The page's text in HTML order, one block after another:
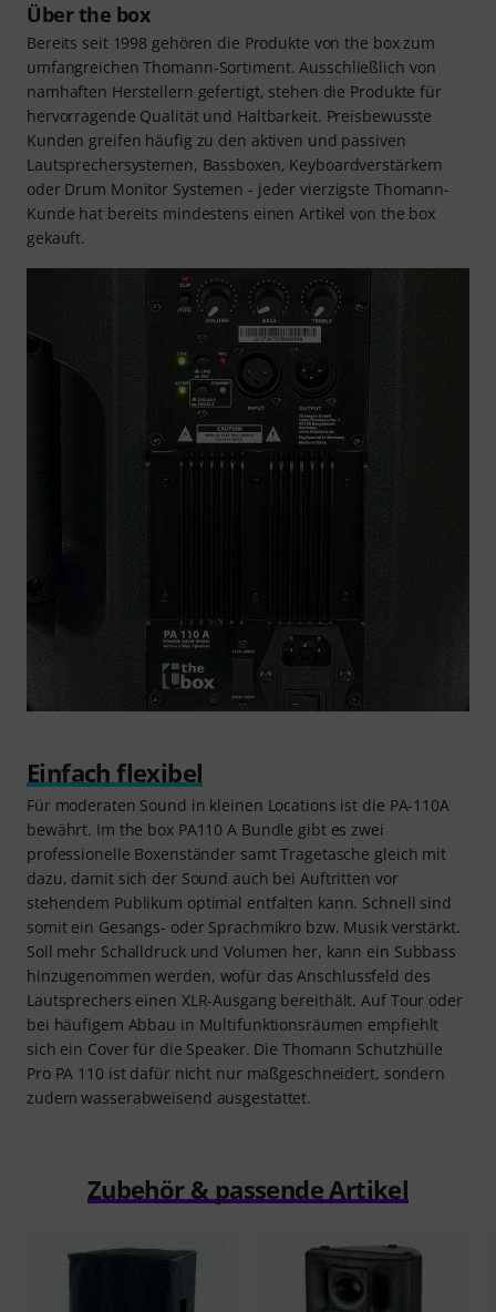
Über the box
Bereits seit 1998 gehören die Produkte von the box zum
umfangreichen Thomann-Sortiment. Ausschließlich von
namhaften Herstellern gefertigt, stehen die Produkte für
hervorragende Qualität und Haltbarkeit. Preisbewusste
Kunden greifen häufig zu den aktiven und passiven
Lautsprechersystemen, Bassboxen, Keyboardverstärkern
oder Drum Monitor Systemen - jeder vierzigste Thomann-
Kunde hat bereits mindestens einen Artikel von the box
gekauft.
Einfach flexibel
Für moderaten Sound in kleinen Locations ist die PA-110A
bewährt. Im the box PA110 A Bundle gibt es zwei
professionelle Boxenständer samt Tragetasche gleich mit
dazu, damit sich der Sound auch bei Auftritten vor
stehendem Publikum optimal entfalten kann. Schnell sind
somit ein Gesangs- oder Sprachmikro bzw. Musik verstärkt.
Soll mehr Schalldruck und Volumen her, kann ein Subbass
hinzugenommen werden, wofür das Anschlussfeld des
Lautsprechers einen XLR-Ausgang bereithält. Auf Tour oder
bei häufigem Abbau in Multifunktionsräumen empfiehlt
sich ein Cover für die Speaker. Die Thomann Schutzhülle
Pro PA 110 ist dafür nicht nur maßgeschneidert, sondern
zudem wasserabweisend ausgestattet.
Zubehör & passende Artikel